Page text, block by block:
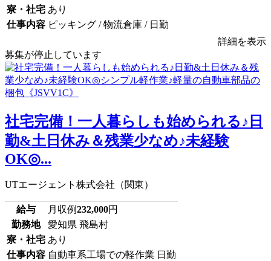
寮・社宅 あり
仕事内容 ピッキング / 物流倉庫 / 日勤
詳細を表示
募集が停止しています
社宅完備！一人暮らしも始められる♪日
勤&土日休み＆残業少なめ♪未経験
OK◎...
UTエージェント株式会社（関東）
給与 月収例232,000円
勤務地
愛知県 飛島村
寮・社宅 あり
仕事内容 自動車系工場での軽作業 日勤